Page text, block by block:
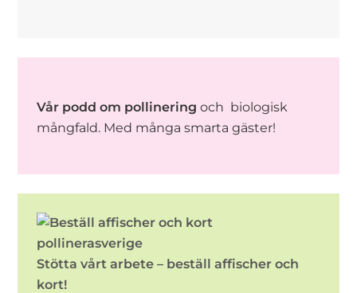
Vår podd om pollinering och biologisk
mångfald. Med många smarta gäster!
Stötta vårt arbete – beställ affischer och
kort!